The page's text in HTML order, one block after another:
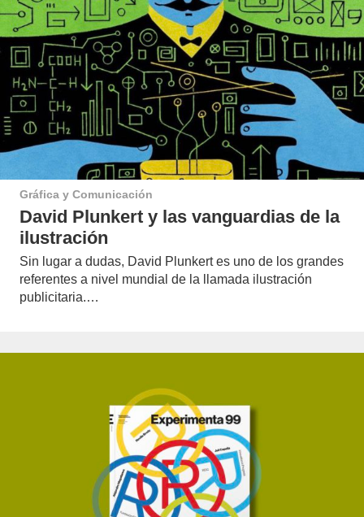
Gráfica y Comunicación
David Plunkert y las vanguardias de la
ilustración
Sin lugar a dudas, David Plunkert es uno de los grandes
referentes a nivel mundial de la llamada ilustración
publicitaria.…